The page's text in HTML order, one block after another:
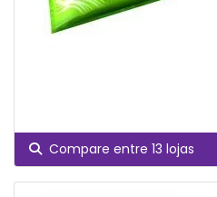
Compare entre 13 lojas